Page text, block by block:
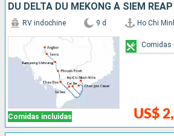
DU DELTA DU MÉKONG À SIEM REAP
Comidas incluidas
RV indochine 9 d Ho Chi
US$
Comidas